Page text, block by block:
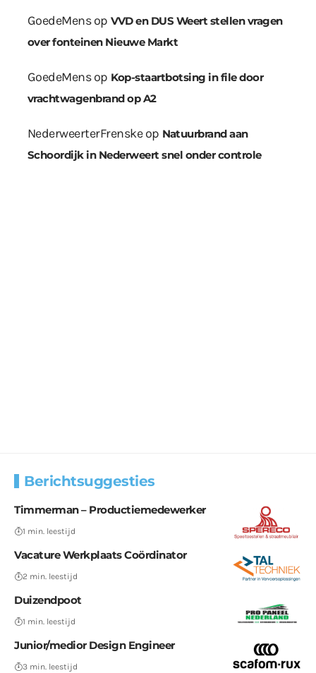
GoedeMensop VVD en DUS Weert stellen vragen
over fonteinen Nieuwe Markt
GoedeMensop Kop-staartbotsing in file door
vrachtwagenbrand op A2
NederweerterFrenskeop Natuurbrand aan
Schoordijk in Nederweert snel onder controle
Berichtsuggesties
Timmerman – Productiemedewerker
1 min. leestijd
Vacature Werkplaats Coördinator
2 min. leestijd
Duizendpoot
1 min. leestijd
Junior/medior Design Engineer
3 min. leestijd